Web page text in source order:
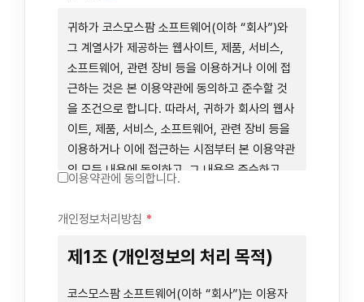
귀하가 코스모스팜 소프트웨어(이하 “회사”)와
그 계열사가 제공하는 웹사이트, 제품, 서비스,
소프트웨어, 관련 장비 등을 이용하거나 이에 접
근하는 것은 본 이용약관에 동의하고 준수할 것
을 조건으로 합니다. 따라서, 귀하가 회사의 웹사
이트, 제품, 서비스, 소프트웨어, 관련 장비 등을
이용하거나 이에 접근하는 시점부터 본 이용약관
의 모든 내용에 동의하고, 그 내용을 준수하고,
귀하가 본 이용약관에 동의하지 않을 경우에는
련 장비 등을 이용하거나 이에 접근하는 행위를
즉시 중단하여야 합니다. 그러므로, 서비스 사용
전에 본 이용약관의 내용을 주의 깊게 읽으시기
이용약관에 동의합니다.
개인정보처리방침 *
제1조 (개인정보의 처리 목적)
코스모스팜 소프트웨어(이하 “회사”)는 이용자